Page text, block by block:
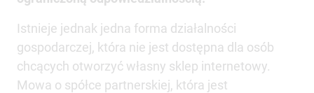
Istnieje jednak jedna forma działalności
gospodarczej, która nie jest dostępna dla osób
chcących otworzyć własny sklep internetowy.
Mowa o spółce partnerskiej, która jest